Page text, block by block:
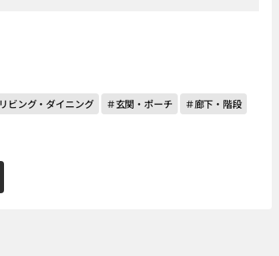
ビング・ダイニング ＃玄関・ポーチ
＃廊下・階段